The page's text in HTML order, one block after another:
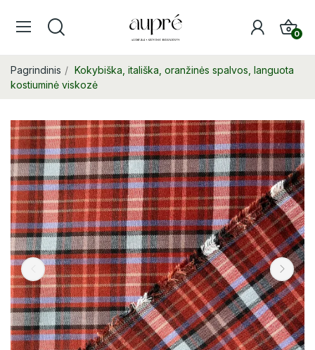
0
Pagrindinis
Kokybiška, itališka, oranžinės spalvos, languota
kostiuminė viskozė